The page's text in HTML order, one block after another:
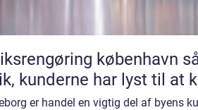
københavn sådan skaber du en
kunderne har lyst til at
er handel en vigtig del af byens